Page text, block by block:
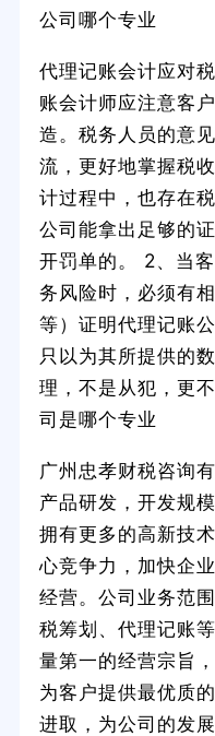
公司哪个专业
代理记账会计应对
账会计师应注意客
造。税务人员的意
流，更好地掌握税
计过程中，也存在
公司能拿出足够的
开罚单的。 2、当
务风险时，必须有
等）证明代理记账
只以为其所提供的
理，不是从犯，更
司是哪个专业
广州忠孝财税咨询
产品研发，开发规
拥有更多的高新技
心竞争力，加快企
经营。公司业务范
税筹划、代理记账
量第一的经营宗旨
为客户提供最优质
进取，为公司的发